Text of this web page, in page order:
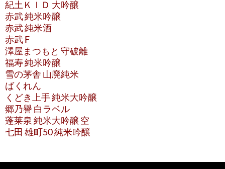
紀土ＫＩＤ 大吟醸
赤武 純米吟醸
赤武 純米酒
赤武 F
澤屋まつもと 守破離
福寿 純米吟醸
雪の茅舎 山廃純米
ばくれん
くどき上手 純米大吟醸
郷乃譽 白ラベル
蓬莱泉 純米大吟醸 空
七田 雄町50 純米吟醸